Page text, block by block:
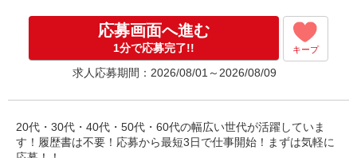
応募画面へ進む
1分で応募完了!! キープ
求人応募期間：2026/08/01～2026/08/09
20代・30代・40代・50代・60代の幅広い世代が活躍していま
す！履歴書は不要！応募から最短3日で仕事開始！まずは気軽に